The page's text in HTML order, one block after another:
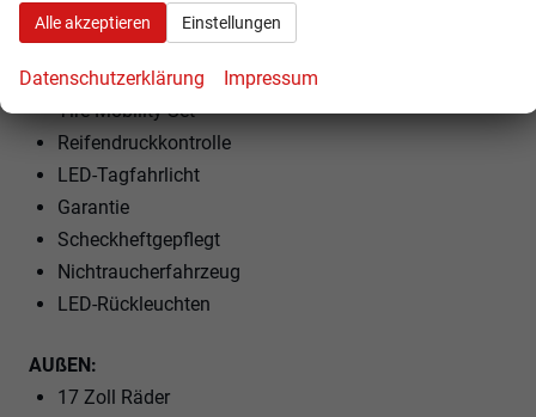
Metallic
Doppelter Laderaumboden
LM-Felgen
Tire-Mobility Set
Reifendruckkontrolle
LED-Tagfahrlicht
Garantie
Scheckheftgepflegt
Nichtraucherfahrzeug
LED-Rückleuchten
AUßEN:
17 Zoll Räder
Alle akzeptieren Einstellungen
Datenschutzerklärung Impressum